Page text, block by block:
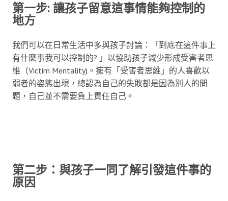
第一步: 讓孩子留意這事情能夠控制的
地方
我們可以在日常生活中多與孩子討論：「到底在這件事上
有什麼事我可以控制的? 」以協助孩子減少形成受害者思
維（Victim Mentality)。擁有「受害者思維」的人喜歡以
弱者的姿態出現，總認為自己的失敗都是因為別人的問
題，自己並不需要負上責任自己。
第二步：與孩子一同了解引發這件事的
原因